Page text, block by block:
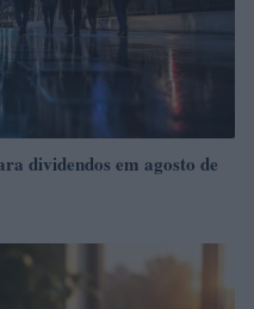
dividendos em agosto de